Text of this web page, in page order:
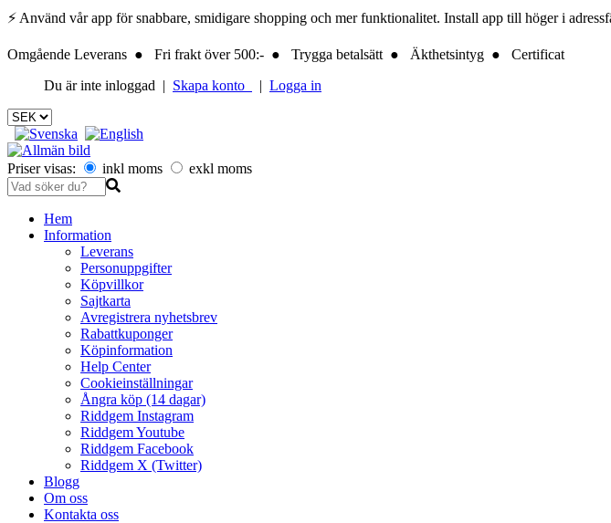
⚡ Använd vår app för snabbare, smidigare shopping och mer funktionalitet. Install app till höger i
Omgående Leverans ● Fri frakt över 500:- ● Trygga betalsätt ● Äkthetsintyg ● Certificat
Du är inte inloggad | Skapa konto | Logga in
Priser visas: inkl moms exkl moms
Hem
Information
Leverans
Personuppgifter
Köpvillkor
Sajtkarta
Avregistrera nyhetsbrev
Rabattkuponger
Köpinformation
Help Center
Cookieinställningar
Ångra köp (14 dagar)
Riddgem Instagram
Riddgem Youtube
Riddgem Facebook
Riddgem X (Twitter)
Blogg
Om oss
Kontakta oss